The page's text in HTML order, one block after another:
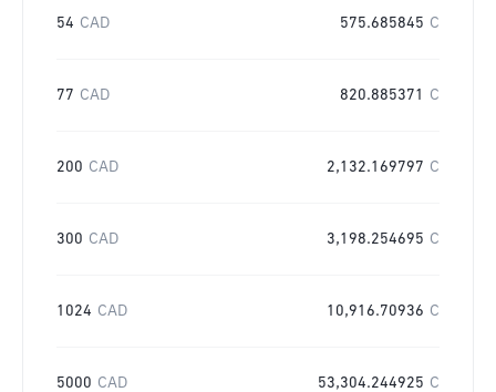
54 CAD 575.685845 C
77 CAD 820.885371 C
200 CAD 2,132.169797 C
300 CAD 3,198.254695 C
1024 CAD 10,916.70936 C
5000 CAD 53,304.244925 C